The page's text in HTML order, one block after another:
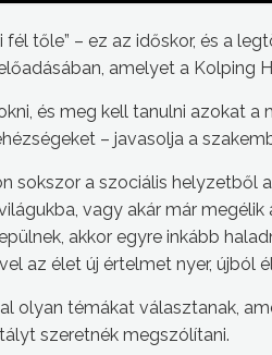
fél tőle” – ez az időskor, és a
amelyet a Kolping
és meg kell tanulni azokat a
– javasolja a
sokszor a szociális helyzetből
vagy akár már
akkor egyre inkább
az élet új értelmet nyer, újból
olyan témákat választanak,
szeretnék megszólítani.